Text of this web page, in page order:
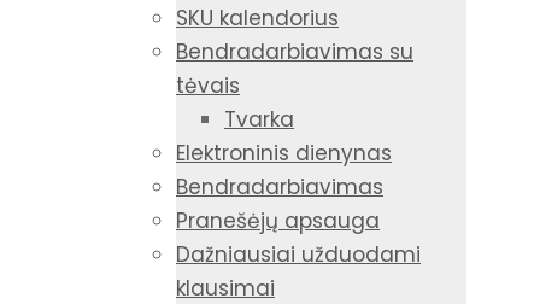
SKU kalendorius
Bendradarbiavimas su
tėvais
Tvarka
Elektroninis dienynas
Bendradarbiavimas
Pranešėjų apsauga
Dažniausiai užduodami
klausimai